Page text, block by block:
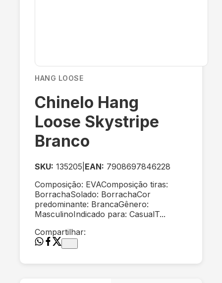
HANG LOOSE
Chinelo Hang
Loose Skystripe
Branco
SKU: 135205 EAN: 7908697846228
Composição: EVAComposição tiras:
BorrachaSolado: BorrachaCor
predominante: BrancaGênero:
MasculinoIndicado para: CasualT...
Compartilhar: